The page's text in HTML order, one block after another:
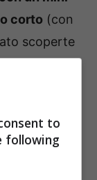
corto (con
scoperte
to
following